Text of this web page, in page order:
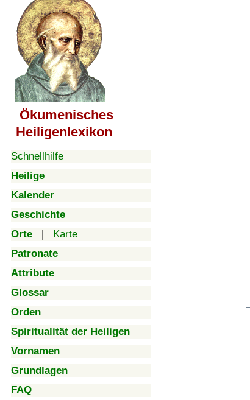
Ökumenisches
Heiligenlexikon
Schnellhilfe
Heilige
Kalender
Geschichte
Orte | Karte
Patronate
Attribute
Glossar
Orden
Spiritualität der Heiligen
Vornamen
Grundlagen
FAQ